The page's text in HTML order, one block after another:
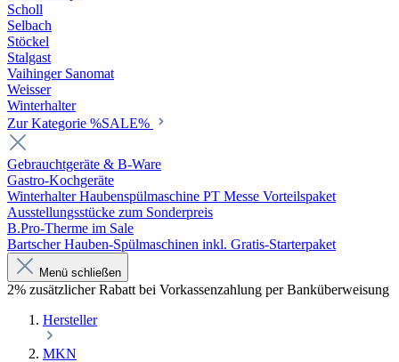
Scholl
Selbach
Stöckel
Stalgast
Vaihinger Sanomat
Weisser
Winterhalter
Zur Kategorie %SALE%
Gebrauchtgeräte & B-Ware
Gastro-Kochgeräte
Winterhalter Haubenspülmaschine PT Messe Vorteilspaket
Ausstellungsstücke zum Sonderpreis
B.Pro-Therme im Sale
Bartscher Hauben-Spülmaschinen inkl. Gratis-Starterpaket
Menü schließen
2% zusätzlicher Rabatt bei Vorkassenzahlung per Banküberweisung
Hersteller
MKN